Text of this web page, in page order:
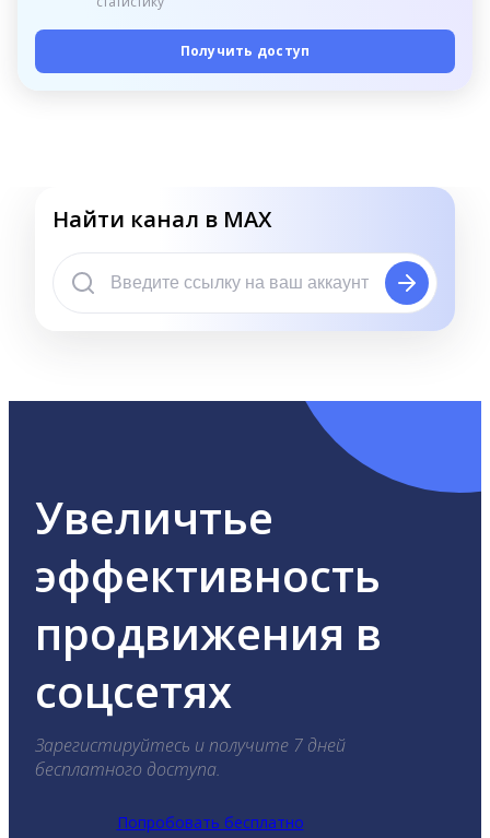
Получить доступ
Найти канал в MAX
Увеличтье
эффективность
продвижения в
соцсетях
Зарегистируйтесь и получите 7 дней
бесплатного доступа.
Попробовать бесплатно